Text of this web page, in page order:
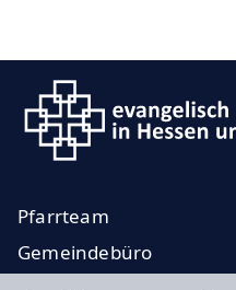
Pfarrteam
Gemeindebüro